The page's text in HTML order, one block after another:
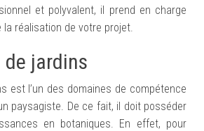
et polyvalent, il prend en charge
réalisation de votre projet.
jardins
est l’un des domaines de compétence
paysagiste. De ce fait, il doit posséder
en botaniques. En effet, pour